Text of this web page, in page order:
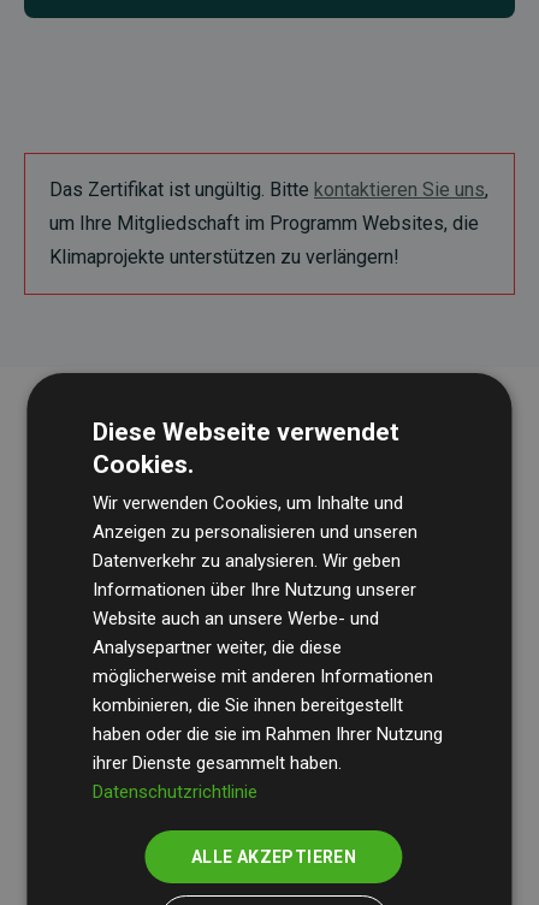
Das Zertifikat ist ungültig. Bitte kontaktieren Sie uns,
um Ihre Mitgliedschaft im Programm Websites, die
Klimaprojekte unterstützen zu verlängern!
Die Wirtschaftsprüfungsgesellschaft BDOüberprüft
regelmäßig unsere Berechnungen und Methodik, um
Transparenz und Verlässlichkeit sicherzustellen.
Ihre Prüfungen belegen, dass unsere Investitionen in
Klimaschutzprojekte im Durchschnitt200 % der
geschätzten CO₂-Emissionender teilnehmenden
Websites kompensieren – ein klarer Nachweis für die
messbare Klimawirkung unseres Ansatzes.
Diese Webseite verwendet
Cookies.
Wir verwenden Cookies, um Inhalte und
Anzeigen zu personalisieren und unseren
Datenverkehr zu analysieren. Wir geben
Informationen über Ihre Nutzung unserer
Website auch an unsere Werbe- und
Analysepartner weiter, die diese
möglicherweise mit anderen Informationen
kombinieren, die Sie ihnen bereitgestellt
haben oder die sie im Rahmen Ihrer Nutzung
ihrer Dienste gesammelt haben.
Datenschutzrichtlinie
ALLE AKZEPTIEREN